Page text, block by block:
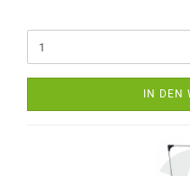
IN DEN